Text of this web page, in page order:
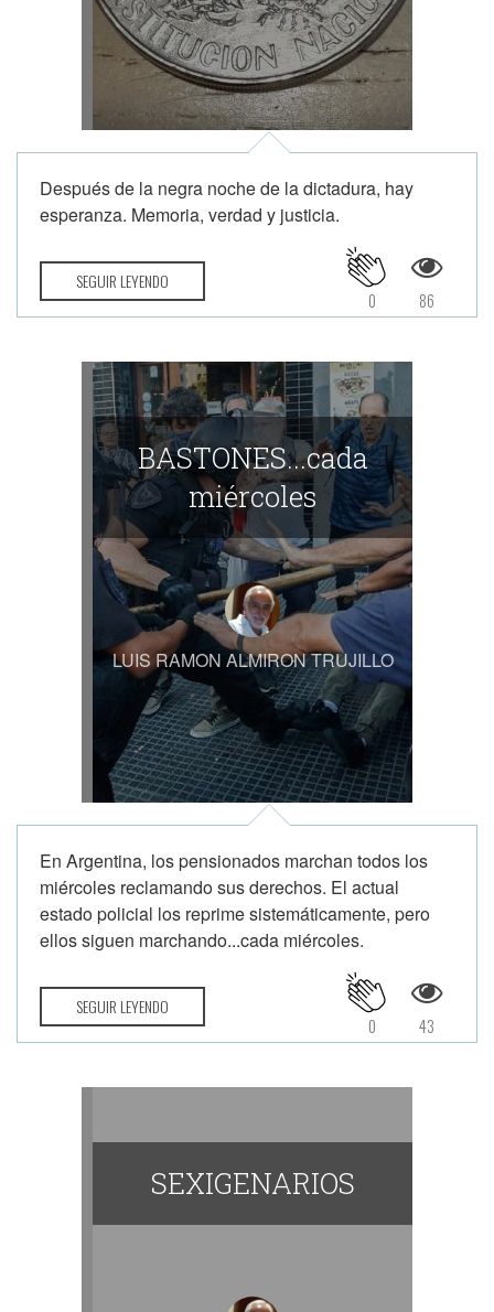
Después de la negra noche de la dictadura, hay
esperanza. Memoria, verdad y justicia.
SEGUIR LEYENDO
86
0
BASTONES...cada
miércoles
LUIS RAMON ALMIRON TRUJILLO
En Argentina, los pensionados marchan todos los
miércoles reclamando sus derechos. El actual
estado policial los reprime sistemáticamente, pero
ellos siguen marchando...cada miércoles.
SEGUIR LEYENDO
43
0
SEXIGENARIOS